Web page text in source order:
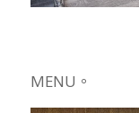
MENU。